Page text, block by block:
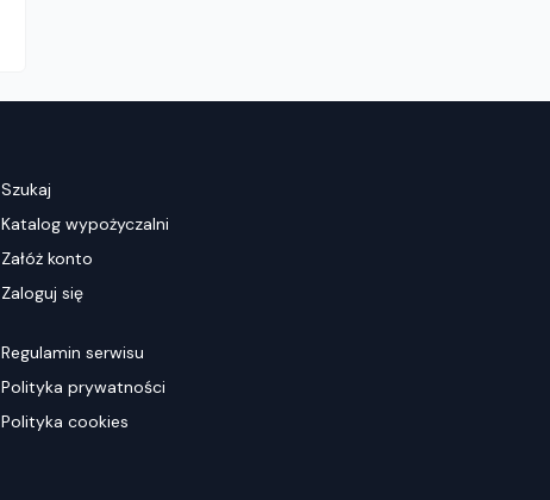
Szukaj
Katalog wypożyczalni
Załóż konto
Zaloguj się
Regulamin serwisu
Polityka prywatności
Polityka cookies